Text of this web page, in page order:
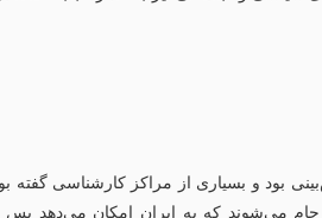
می‌شوند که به ایران امکان می‌دهد